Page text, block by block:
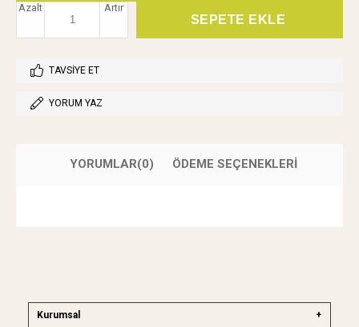
Artır
Azalt
TAVSIYE ET
YORUM YAZ
YORUMLAR(0) ÖDEME SEÇENEKLERI
Kurumsal